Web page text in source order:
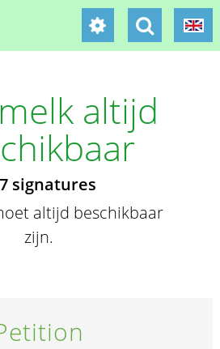
altijd
signatures
altijd beschikbaar
zijn.